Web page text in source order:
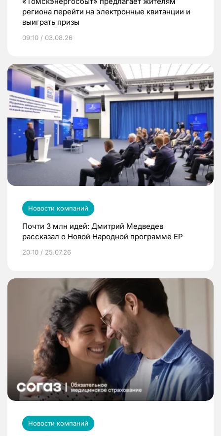
региона перейти на электронные квитанции и
выиграть призы
09:10 / 03.08.26
Новости компаний
Почти 3 млн идей: Дмитрий Медведев
рассказал о Новой Народной программе ЕР
20:10 / 25.07.26
Новости компаний